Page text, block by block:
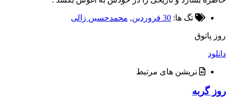
تگ ها: 30 فروردین , محمدحسین زالی
نریشن های مرتبط
گربه